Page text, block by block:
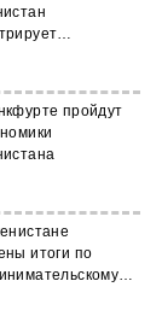
пройдут
итоги по